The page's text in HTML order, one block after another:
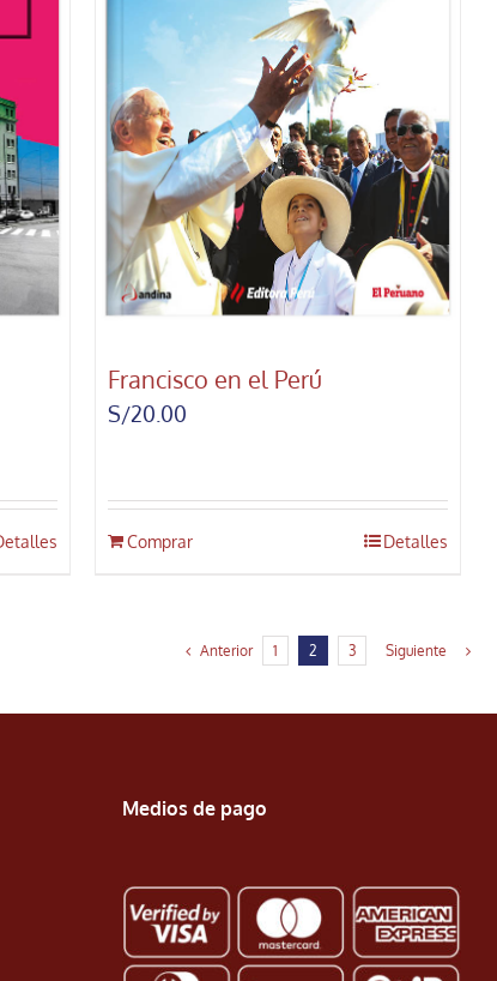
Francisco en el Perú
S/20.00
Comprar Detalles
Anterior 1 2 3 Siguiente
Medios de pago